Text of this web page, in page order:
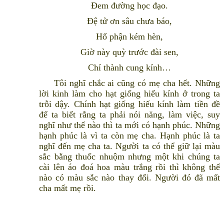
Ðem đường học đạo.
Ðệ tử ơn sâu chưa báo,
Hổ phận kém hèn,
Giờ này quỳ trước đài sen,
Chí thành cung kính…
Tôi nghĩ chắc ai cũng có mẹ cha hết. Những
lời kinh làm cho hạt giống hiếu kính ở trong ta
trỗi dậy. Chính hạt giống hiếu kính làm tiền đề
để ta biết rằng ta phải nói năng, làm việc, suy
nghĩ như thế nào thì ta mới có hạnh phúc. Những
hạnh phúc là vì ta còn mẹ cha. Hạnh phúc là ta
nghĩ đến mẹ cha ta. Người ta có thể giữ lại màu
sắc bằng thuốc nhuộm nhưng một khi chúng ta
cài lên áo đoá hoa màu trắng rồi thì không thể
nào có màu sắc nào thay đổi. Người đó đã mất
cha mất mẹ rồi.